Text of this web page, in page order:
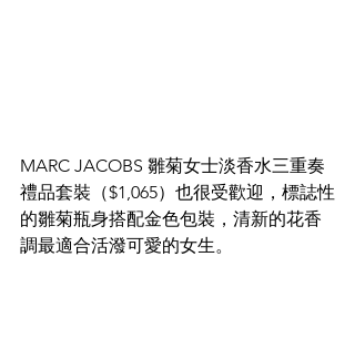
MARC JACOBS 雛菊女士淡香水三重奏
禮品套裝（$1,065）也很受歡迎，標誌性
的雛菊瓶身搭配金色包裝，清新的花香
調最適合活潑可愛的女生。​